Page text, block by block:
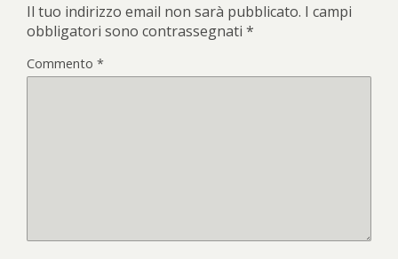
Il tuo indirizzo email non sarà pubblicato. I campi
obbligatori sono contrassegnati *
Commento *